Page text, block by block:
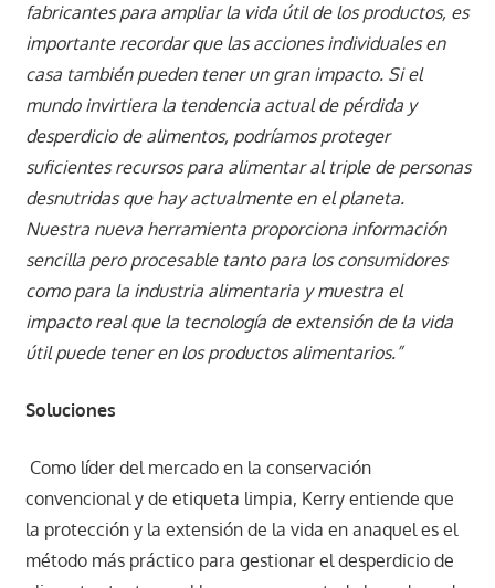
fabricantes para ampliar la vida útil de los productos, es
importante recordar que las acciones individuales en
casa también pueden tener un gran impacto. Si el
mundo invirtiera la tendencia actual de pérdida y
desperdicio de alimentos, podríamos proteger
suficientes recursos para alimentar al triple de personas
desnutridas que hay actualmente en el planeta.
Nuestra nueva herramienta proporciona información
sencilla pero procesable tanto para los consumidores
como para la industria alimentaria y muestra el
impacto real que la tecnología de extensión de la vida
útil puede tener en los productos alimentarios.”
Soluciones
Como líder del mercado en la conservación
convencional y de etiqueta limpia, Kerry entiende que
la protección y la extensión de la vida en anaquel es el
método más práctico para gestionar el desperdicio de